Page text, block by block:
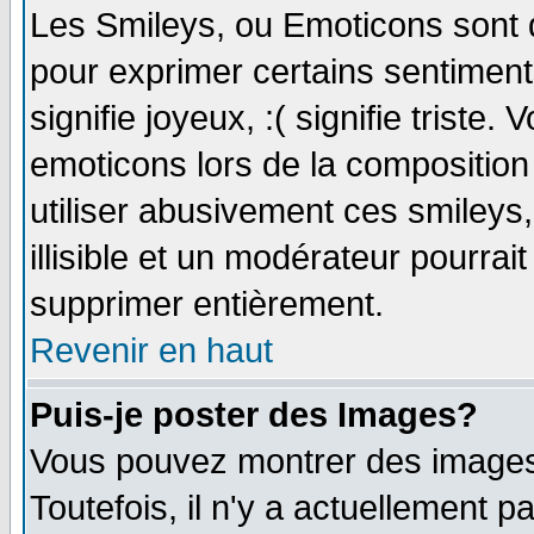
Les Smileys, ou Emoticons
pour exprimer certains
signifie joyeux, :( signifie triste.
emoticons lors de la
utiliser abusivement ces
illisible et un modérateur
supprimer entièrement.
Revenir en haut
Puis-je poster des Images?
Vous pouvez montrer des
Toutefois, il n'y a actuellement